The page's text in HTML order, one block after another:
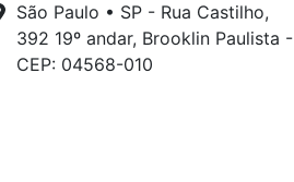
São Paulo • SP - Rua Castilho,
392 19º andar, Brooklin Paulista -
CEP: 04568-010